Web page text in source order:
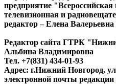
предприятие "Всероссийская
телевизионная и
редактор – Елена
Редактор сайта ГТРК
Альбина Владимировна
Тел. +7(831) 434-01-93
Адрес: г.Нижний Новгород,
электронной почты редакции